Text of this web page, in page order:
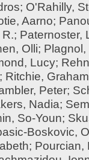
; O'Rahilly,
Aarno;
; Paternoster,
Olli;
Lucy;
; Ritchie,
Peter;
Nadia;
So-Youn;
Boskovic,
; Pourcian,